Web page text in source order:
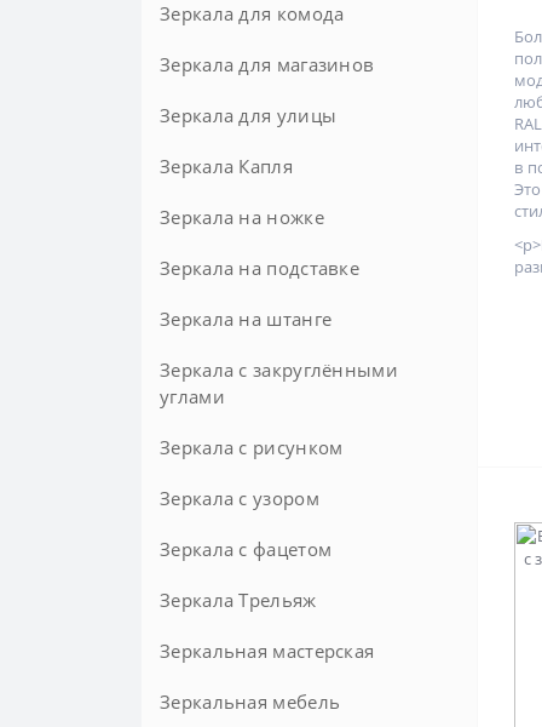
Зеркала для комода
Зеркала для магазинов
Зеркала для улицы
Зеркала Капля
Зеркала на ножке
Напольные
Настольные
Зеркала на подставке
Зеркала на штанге
Зеркала с закруглёнными
углами
Зеркала с рисунком
Зеркала с узором
Зеркала с фацетом
Круглые с фацетом
Зеркала Трельяж
Зеркальная мастерская
Зеркала на заказ
Зеркальная мебель
в